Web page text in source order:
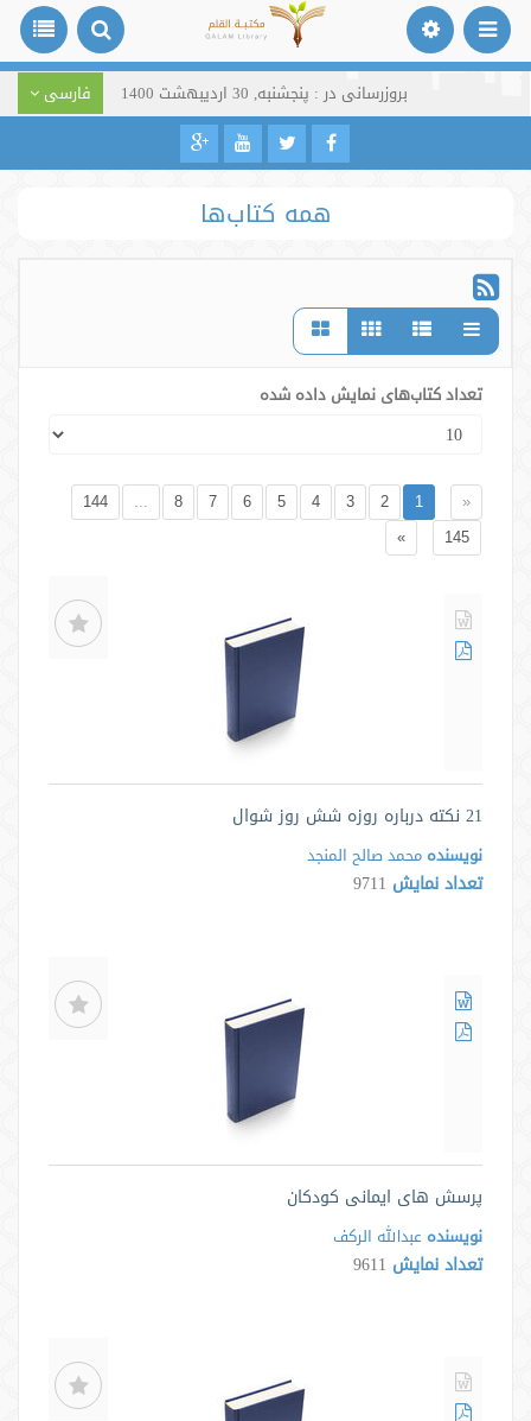
بروزرسانی در : پنجشنبه, 30 اردیبهشت 1400 فارسی
همه کتاب‌ها
تعداد کتاب‌های نمایش داده شده
«
1
2
3
4
5
6
7
8
...
144
145
»
21 نکته درباره روزه شش روز شوال
نویسنده محمد صالح المنجد
تعداد نمایش 9711
پرسش های ایمانی کودکان
نویسنده عبدالله الرکف
تعداد نمایش 9611